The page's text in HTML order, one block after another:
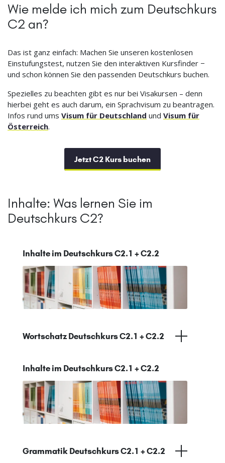
Wie melde ich mich zum Deutschkurs
C2 an?
Das ist ganz einfach: Machen Sie unseren kostenlosen
Einstufungstest, nutzen Sie den interaktiven Kursfinder −
und schon können Sie den passenden Deutschkurs buchen.
Spezielles zu beachten gibt es nur bei Visakursen – denn
hierbei geht es auch darum, ein Sprachvisum zu beantragen.
Infos rund ums Visum für Deutschland und Visum für
Österreich.
Jetzt C2 Kurs buchen
Inhalte: Was lernen Sie im
Deutschkurs C2?
Inhalte im Deutschkurs C2.1 + C2.2
Wortschatz Deutschkurs C2.1 + C2.2
Inhalte im Deutschkurs C2.1 + C2.2
Grammatik Deutschkurs C2.1 + C2.2